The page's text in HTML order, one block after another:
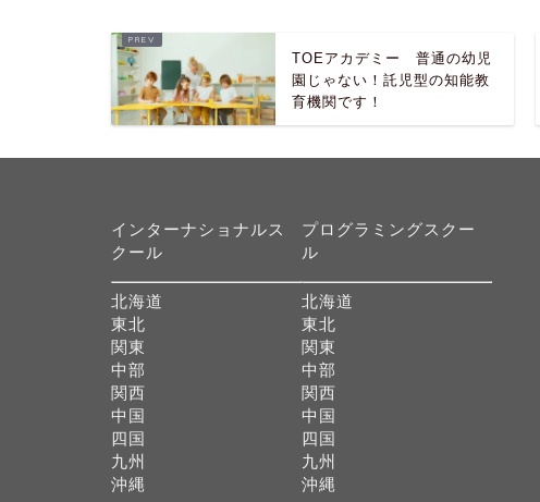
TOEアカデミー 普通の幼児
園じゃない！託児型の知能教
育機関です！
インターナショナルス
クール
北海道
東北
関東
中部
関西
中国
四国
九州
沖縄
プログラミングスクー
ル
北海道
東北
関東
中部
関西
中国
四国
九州
沖縄